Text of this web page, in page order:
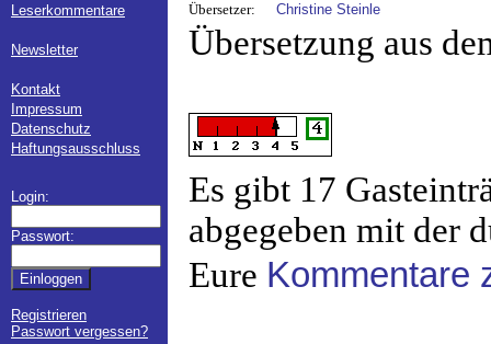
Leserkommentare
Newsletter
Kontakt
Impressum
Datenschutz
Haftungsausschluss
Login:
Passwort:
Registrieren
Passwort vergessen?
Übersetzer: Christine Steinle
Übersetzung aus
Es gibt 17
abgegeben mit der
Eure Kommentare